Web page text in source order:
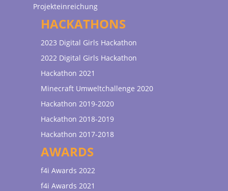
Projekteinreichung
HACKATHONS
2023 Digital Girls Hackathon
2022 Digital Girls Hackathon
Hackathon 2021
Minecraft Umweltchallenge 2020
Hackathon 2019-2020
Hackathon 2018-2019
Hackathon 2017-2018
AWARDS
f4i Awards 2022
f4i Awards 2021